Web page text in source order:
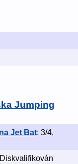
Jumping
Jet Bat: 3/4,